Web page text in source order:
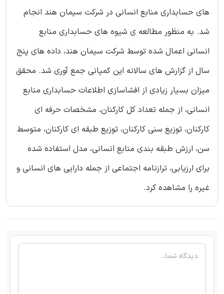
های حسابداری منابع انسانی در شرکت سیمان هند انجام
شد. به منظور مطالعه ی شیوه های حسابداری منابع
انسانی اعمال شده توسط شرکت سیمان هند، داده های پنج
سال از گزارش های سالانه این کمپانی جمع آوری شد. محقق
میزان بسیار زیادی از افشاسازی اطلاعات حسابداری منابع
انسانی، از جمله تعداد کل کارکنان، مشخصات حرفه ای
کارکنان، توزیع سنی کارکنان، توزیع طبقه ای کارکنان، متوسط
سن، ارزش طبقه بندی منابع انسانی، مدل استفاده شده
برای ارزیابی، ترازنامه اجتماعی از جمله دارایی های انسانی و
غیره را مشاهده کرد.